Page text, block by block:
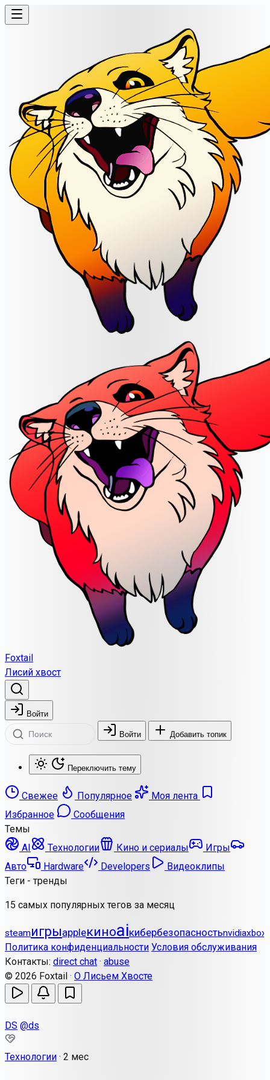
Foxtail
Лисий хвост
Войти
Войти Добавить топик
Переключить тему
Свежее Популярное
Моя лента
Избранное
Сообщения
Темы
AI
Технологии Кино и сериалы
Игры
Авто
Hardware Developers
Видеоклипы
Теги - тренды
15 самых популярных тегов за месяц
steamигрыappleкиноaiкибербезопасностьnvidiaxbox
Политика конфиденциальности Условия обслуживания
Контакты: direct chat · abuse
© 2026 Foxtail · О Лисьем Хвосте
DS @ds
Технологии · 2 мес